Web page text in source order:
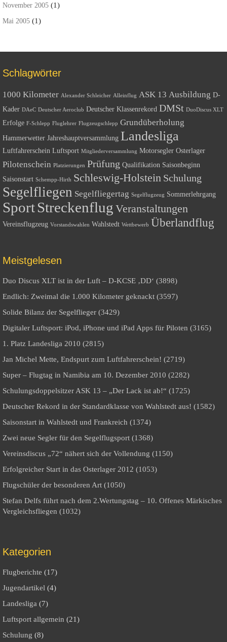
November 2005 (1)
Mai 2005 (1)
Schlagwörter
1000 Kilometer Alexander Schleicher Alleinflug ASK 13 Ausbildung D-
Kader DAeC Deutscher Aeroclub Deutscher Klassenrekord DMSt DuoDiscus XLT
Erfolge F-Schlepp Fluglehrer Flugzeugschlepp Grundüberholung
Hammerwetter Jahreshauptversammlung Landesliga
Luftfahrerschein Luftsport Mitgliederversammlung Motorsegler Osterlager
Pilotenschein Platzierungen Prüfung Qualifikation Saisonbeginn
Saisonstart Schempp-Hirth Schleswig-Holstein Schulung
Segelfliegen Segelfliegertag Segelflugzeug Sommerlehrgang
SportStreckenflug Veranstaltungen
Vereinsflugzeug Vorstandswahlen Wahlstedt Wettbewerb Überlandflug
Meistgelesen
Duo Discus XLT ist in der Luft – D-KCSE ‚DD‘ (3898)
Endlich: Zweimal die 1.000 Kilometer geknackt (3597)
Solide Bilanz der Segelflieger (3429)
Digitaler Luftsport: iPod, iPhone und iPad Apps für Piloten (3165)
1. Platz Landesliga 2010 (2815)
Jan Michel Mette, Endspurt zum Luftfahrerschein! (2719)
Super – Flugtag in Namibia am 10. Dezember 2010 (2282)
Schulungsdoppelsitzer ASK 13 – „Der Lack ist ab!“ (1725)
Deutscher Rekord in der Standardklasse von Wahlstedt aus! (1582)
Saisonstart in Wahlstedt und Frankreich (1374)
Zwei neue Segler für den Segelflugsport (1368)
Vereinsdiscus „72“ nähert sich der Vollendung (1150)
Erfolgreicher Start in das Osterlager 2012 (1053)
Flugschüler der besonderen Art (1050)
Stefan Delfs führt nach dem 2.Wertungstag – 10. Offenes Märkisches
Vergleichsfliegen (1032)
Kategorien
Flugberichte (17)
Jugendartikel (4)
Landesliga (7)
Luftsport allgemein (21)
Schulung (8)